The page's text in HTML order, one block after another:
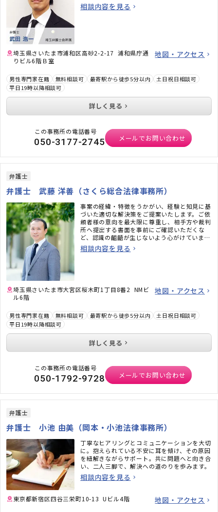
相談内容を見る
埼玉県さいたま市浦和区高砂2-2-17 浦和県庁通
りビル6階Ｂ室
地図・アクセス
男性専門家在籍 無料相談可 最寄駅から徒歩5分以内
土日祝日相談可
平日19時以降相談可
詳しく見る
この事務所の電話番号
050-3177-2745 メールでお問い合わせ
弁護士
弁護士 武藤 洋善（さくら総合法律事務所）
事案の経緯・特徴をうかがい、経験と知見に基
づいた適切な解決策をご提案いたします。ご依
頼者様の意向を最大限に尊重し、相手方や裁判
所へ提出する書面を事前にご確認いただくな
ど、認識の齟齬が生じないよう心がけていま
す。丁寧に・迅速に・柔軟にサポートいたしま
すので、お気軽にご相談ください。
相談内容を見る
埼玉県さいたま市大宮区桜木町1丁目8番2 NMビ
ル6階
地図・アクセス
男性専門家在籍 無料相談可 最寄駅から徒歩5分以内
土日祝日相談可
平日19時以降相談可
詳しく見る
この事務所の電話番号
050-1792-9728 メールでお問い合わせ
弁護士
弁護士 小池 由美（岡本・小池法律事務所）
丁寧なヒアリングとコミュニケーションを大切
に。抱えられている不安に耳を傾け、その原因
を紐解きながらサポート。共に問題へと向き合
い、二人三脚で、解決への道のりを歩みます。
相談内容を見る
東京都新宿区四谷三栄町10-13 Uビル4階 地図・アクセス